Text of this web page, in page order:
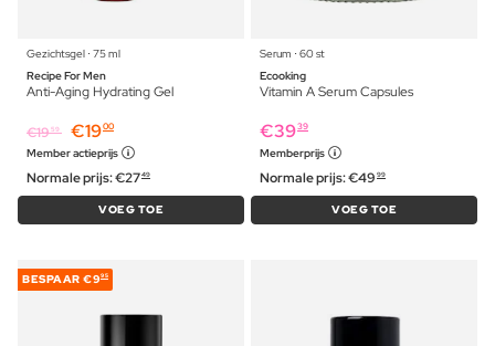
Gezichtsgel ⋅ 75 ml
Recipe For Men
Anti-Aging Hydrating Gel
€1959 €1900
Member actieprijs
Normale prijs:€2749
VOEG TOE
Serum ⋅ 60 st
Ecooking
Vitamin A Serum Capsules
€3939
Memberprijs
Normale prijs:€49 99
VOEG TOE
BESPAAR €995